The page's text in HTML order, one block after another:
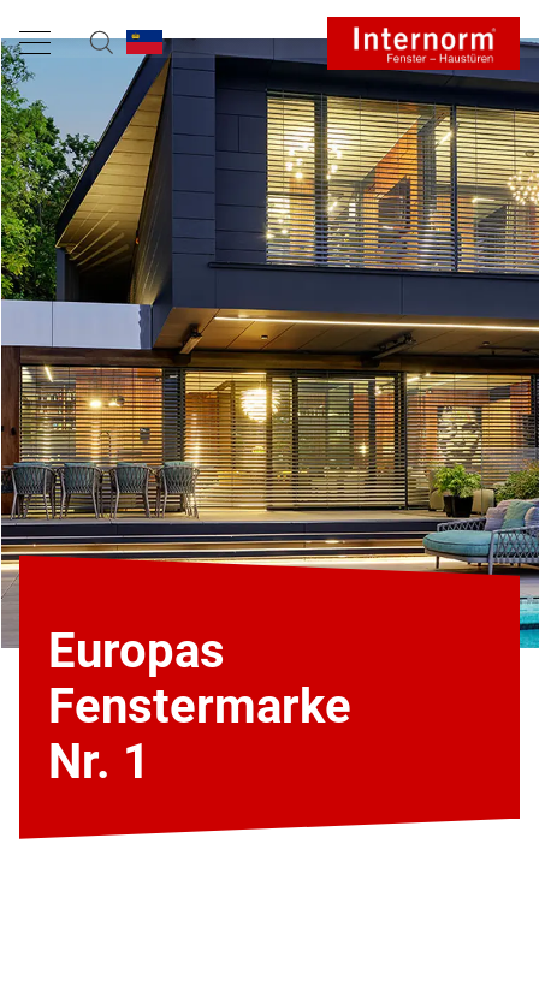
Europas
Fenstermarke
Nr. 1